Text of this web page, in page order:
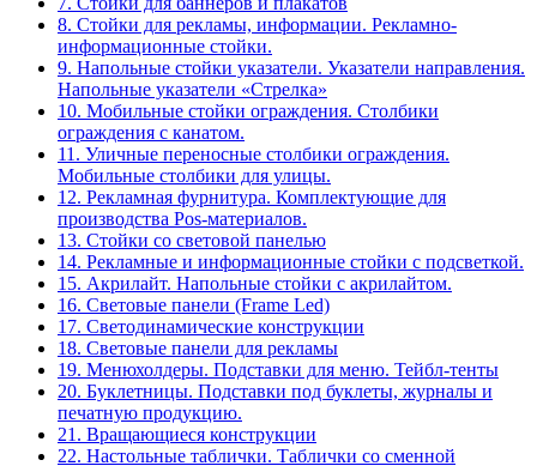
8. Стойки для рекламы, информации. Рекламно-
информационные стойки.
9. Напольные стойки указатели. Указатели направления.
Напольные указатели «Стрелка»
10. Мобильные стойки ограждения. Столбики
ограждения с канатом.
11. Уличные переносные столбики ограждения.
Мобильные столбики для улицы.
12. Рекламная фурнитура. Комплектующие для
производства Pos-материалов.
13. Стойки со световой панелью
14. Рекламные и информационные стойки с подсветкой.
15. Акрилайт. Напольные стойки с акрилайтом.
16. Световые панели (Frame Led)
17. Светодинамические конструкции
18. Световые панели для рекламы
19. Менюхолдеры. Подставки для меню. Тейбл-тенты
20. Буклетницы. Подставки под буклеты, журналы и
печатную продукцию.
21. Вращающиеся конструкции
22. Настольные таблички. Таблички со сменной